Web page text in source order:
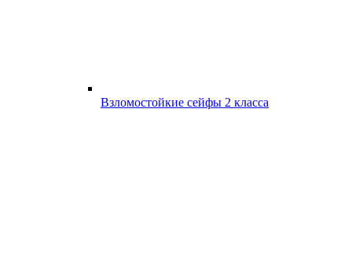
Взломостойкие сейфы 2 класса